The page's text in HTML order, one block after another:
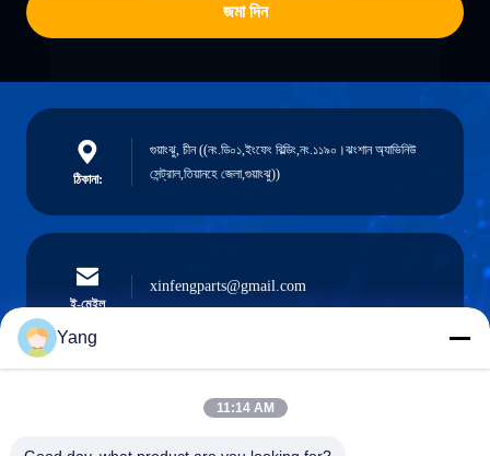
জমা দিন
ঠিকানা:
গুয়াংঝু, চীন ((নং.ডি০১,ইংফেং বিল্ডিং,নং.১১৯০।ঝংশান অ্যাভিনিউ
সেন্ট্রাল,তিয়ানহে জেলা,গুয়াংঝু))
ই-মেইল
xinfengparts@gmail.com
0086-189-9844-3486
Yang
11:14 AM